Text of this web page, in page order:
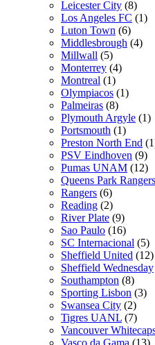
Leicester City (8)
Los Angeles FC (1)
Luton Town (6)
Middlesbrough (4)
Millwall (5)
Monterrey (4)
Montreal (1)
Olympiacos (1)
Palmeiras (8)
Plymouth Argyle (1)
Portsmouth (1)
Preston North End
PSV Eindhoven (9)
Pumas UNAM (12)
Queens Park Rangers
Rangers (6)
Reading (2)
River Plate (9)
Sao Paulo (16)
SC Internacional (5)
Sheffield United (12)
Sheffield Wednesday
Southampton (8)
Sporting Lisbon (3)
Swansea City (2)
Tigres UANL (7)
Vancouver
Vasco da Gama (13)